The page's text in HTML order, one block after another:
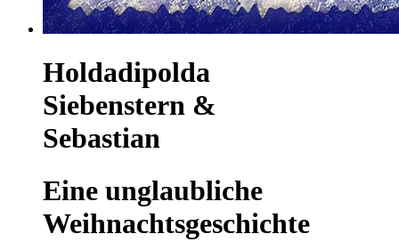
Holdadipolda
Siebenstern &
Sebastian
Eine unglaubliche
Weihnachtsgeschichte